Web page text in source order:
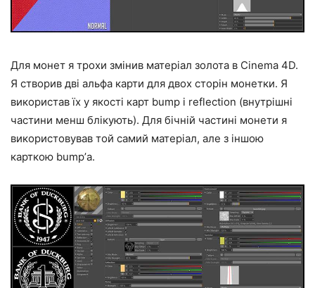
Для монет я трохи змінив матеріал золота в Cinema 4D.
Я створив дві альфа карти для двох сторін монетки. Я
використав їх у якості карт bump і reflection (внутрішні
частини менш блікують). Для бічній частині монети я
використовував той самий матеріал, але з іншою
карткою bump’а.